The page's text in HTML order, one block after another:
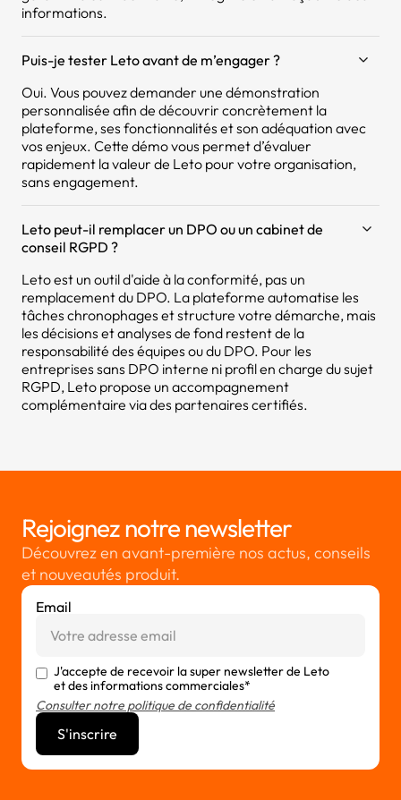
informations.
Puis-je tester Leto avant de m’engager ?
Oui. Vous pouvez demander une démonstration
personnalisée afin de découvrir concrètement la
plateforme, ses fonctionnalités et son adéquation avec
vos enjeux. Cette démo vous permet d’évaluer
rapidement la valeur de Leto pour votre organisation,
sans engagement.
Leto peut-il remplacer un DPO ou un cabinet de
conseil RGPD ?
Leto est un outil d'aide à la conformité, pas un
remplacement du DPO. La plateforme automatise les
tâches chronophages et structure votre démarche, mais
les décisions et analyses de fond restent de la
responsabilité des équipes ou du DPO. Pour les
entreprises sans DPO interne ni profil en charge du sujet
RGPD, Leto propose un accompagnement
complémentaire via des partenaires certifiés.
Rejoignez notre newsletter
Découvrez en avant-première nos actus, conseils
et nouveautés produit.
Email
J'accepte de recevoir la super newsletter de Leto
et des informations commerciales*
Consulter notre politique de confidentialité